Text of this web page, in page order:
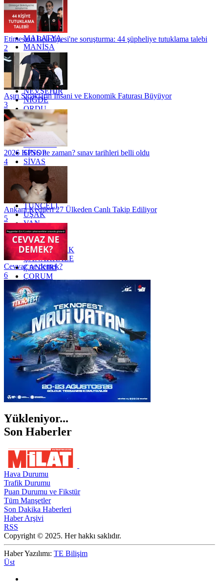
KOCAELİ
KONYA
KÜTAHYA
KİLİS
MALATYA
MANİSA
MARDİN
MERSİN
MUĞLA
MUŞ
NEVŞEHİR
NİĞDE
ORDU
OSMANİYE
RİZE
SAKARYA
SAMSUN
SİNOP
SİVAS
SİİRT
TEKİRDAĞ
TOKAT
TRABZON
TUNCELİ
UŞAK
VAN
YALOVA
YOZGAT
ZONGULDAK
ÇANAKKALE
ÇANKIRI
ÇORUM
İSTANBUL
İZMİR
ŞANLIURFA
ŞIRNAK
Etimesgut Belediyesi'ne soruşturma: 44 şüpheliye tutuklama talebi
2
Aşırı Sıcakların İnsani ve Ekonomik Faturası Büyüyor
3
2026 KPSS ne zaman? sınav tarihleri belli oldu
4
Ankara Kedileri 27 Ülkeden Canlı Takip Ediliyor
5
Cevvaz ne demek?
6
Yükleniyor...
Son Haberler
Hava Durumu
Trafik Durumu
Puan Durumu ve Fikstür
Tüm Manşetler
Son Dakika Haberleri
Haber Arşivi
RSS
Copyright © 2025. Her hakkı saklıdır.
Haber Yazılımı: TE Bilişim
Üst